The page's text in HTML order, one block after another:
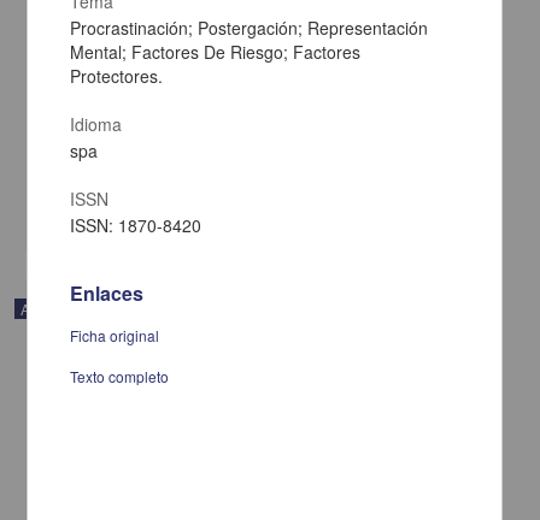
O Monitoramento Remoto e o Controle Remoto Como Ferramentas
Para o Aprimoramento do Controle Experimental
Pinho Costa, Bruno César - Facultad de Estudios Superiores
Iztacala, UNAM; Universidad de Guadalajara
2015-04-21
Artículo
Procrastinación; Postergación; Representación
Mental; Factores De Riesgo; Factores
Protectores.
Idioma
spa
ISSN
ISSN: 1870-8420
Enlaces
Ficha original
Texto completo